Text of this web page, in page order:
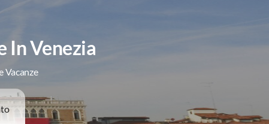
In Venezia
Vacanze